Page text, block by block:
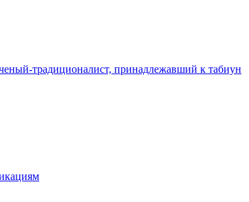
традиционалист, принадлежавший к табиун